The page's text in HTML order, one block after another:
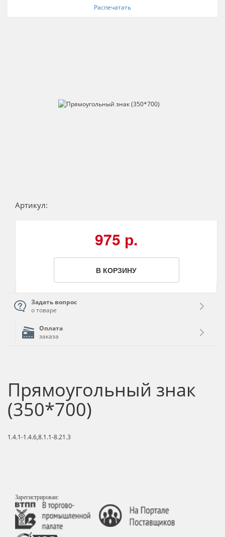
Распечатать
Артикул:
975 р.
В КОРЗИНУ
Задать вопрос
о товаре
Оплата
заказа
Прямоугольный знак
(350*700)
1.4.1-1.4.6,8.1.1-8.21.3
Зарегистрирован: